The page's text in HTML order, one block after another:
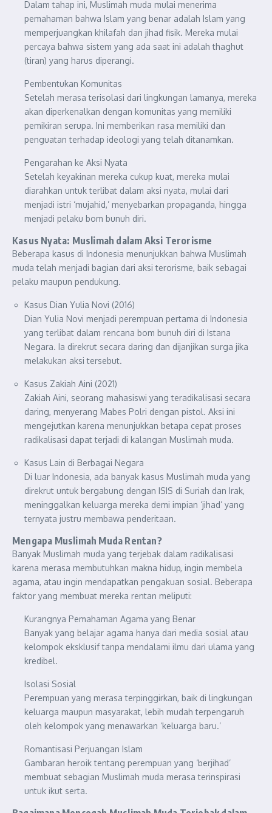
Dalam tahap ini, Muslimah muda mulai menerima
pemahaman bahwa Islam yang benar adalah Islam yang
memperjuangkan khilafah dan jihad fisik. Mereka mulai
percaya bahwa sistem yang ada saat ini adalah thaghut
(tiran) yang harus diperangi.
Pembentukan Komunitas
Setelah merasa terisolasi dari lingkungan lamanya, mereka
akan diperkenalkan dengan komunitas yang memiliki
pemikiran serupa. Ini memberikan rasa memiliki dan
penguatan terhadap ideologi yang telah ditanamkan.
Pengarahan ke Aksi Nyata
Setelah keyakinan mereka cukup kuat, mereka mulai
diarahkan untuk terlibat dalam aksi nyata, mulai dari
menjadi istri ‘mujahid,’ menyebarkan propaganda, hingga
menjadi pelaku bom bunuh diri.
Kasus Nyata: Muslimah dalam Aksi Terorisme
Beberapa kasus di Indonesia menunjukkan bahwa Muslimah
muda telah menjadi bagian dari aksi terorisme, baik sebagai
pelaku maupun pendukung.
Kasus Dian Yulia Novi (2016)
Dian Yulia Novi menjadi perempuan pertama di Indonesia
yang terlibat dalam rencana bom bunuh diri di Istana
Negara. Ia direkrut secara daring dan dijanjikan surga jika
melakukan aksi tersebut.
Kasus Zakiah Aini (2021)
Zakiah Aini, seorang mahasiswi yang teradikalisasi secara
daring, menyerang Mabes Polri dengan pistol. Aksi ini
mengejutkan karena menunjukkan betapa cepat proses
radikalisasi dapat terjadi di kalangan Muslimah muda.
Kasus Lain di Berbagai Negara
Di luar Indonesia, ada banyak kasus Muslimah muda yang
direkrut untuk bergabung dengan ISIS di Suriah dan Irak,
meninggalkan keluarga mereka demi impian ‘jihad’ yang
ternyata justru membawa penderitaan.
Mengapa Muslimah Muda Rentan?
Banyak Muslimah muda yang terjebak dalam radikalisasi
karena merasa membutuhkan makna hidup, ingin membela
agama, atau ingin mendapatkan pengakuan sosial. Beberapa
faktor yang membuat mereka rentan meliputi:
Kurangnya Pemahaman Agama yang Benar
Banyak yang belajar agama hanya dari media sosial atau
kelompok eksklusif tanpa mendalami ilmu dari ulama yang
kredibel.
Isolasi Sosial
Perempuan yang merasa terpinggirkan, baik di lingkungan
keluarga maupun masyarakat, lebih mudah terpengaruh
oleh kelompok yang menawarkan ‘keluarga baru.’
Romantisasi Perjuangan Islam
Gambaran heroik tentang perempuan yang ‘berjihad’
membuat sebagian Muslimah muda merasa terinspirasi
untuk ikut serta.